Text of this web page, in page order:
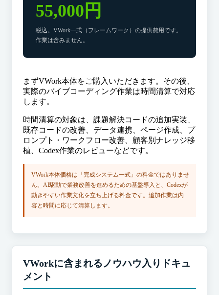
55,000円
税込。VWork一式（フレームワーク）の提供費用です。
作業は含みません。
まずVWork本体をご購入いただきます。その後、
実際のバイブコーディング作業は時間清算で対応
します。
時間清算の対象は、課題解決コードの追加実装、
既存コードの改善、データ連携、ページ作成、プ
ロンプト・ワークフロー改善、顧客別ナレッジ移
植、Codex作業のレビューなどです。
VWork本体価格は「完成システム一式」の料金ではありませ
ん。AI駆動で業務改善を進めるための基盤導入と、Codexが
動きやすい作業文化を立ち上げる料金です。追加作業は内
容と時間に応じて清算します。
VWorkに含まれるノウハウ入りドキュ
メント